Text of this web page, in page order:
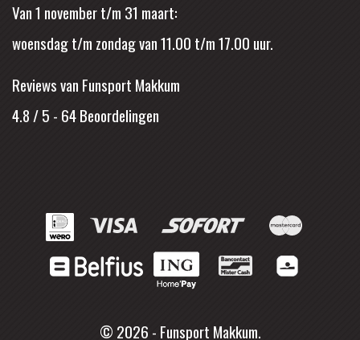
Van 1 november t/m 31 maart:
woensdag t/m zondag van 11.00 t/m 17.00 uur.
Reviews van Funsport Makkum
4.8 / 5 - 64Beoordelingen
© 2026 - Funsport Makkum.